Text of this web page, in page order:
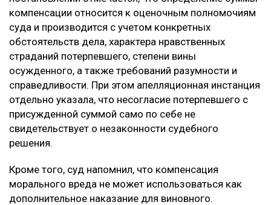
компенсации относится к оценочным полномочиям
суда и производится с учетом конкретных
обстоятельств дела, характера нравственных
страданий потерпевшего, степени вины
осужденного, а также требований разумности и
справедливости. При этом апелляционная инстанция
отдельно указала, что несогласие потерпевшего с
присужденной суммой само по себе не
свидетельствует о незаконности судебного
решения.
Кроме того, суд напомнил, что компенсация
морального вреда не может использоваться как
дополнительное наказание для виновного.